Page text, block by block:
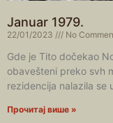
Januar 1979.
22/01/2023 No
Gde je Tito dočekao
obavešteni preko svh
rezidencija nalazila se
Прочитај више »